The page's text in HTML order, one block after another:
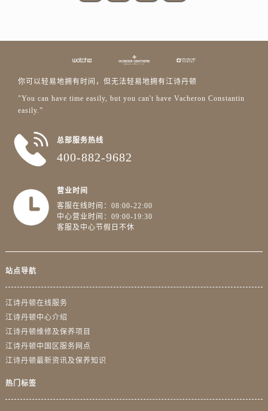
福建省漳州市龙文区步港路江诗丹顿售后服务中心（需提前预约）
江西省上饶市信州区滨江西路江诗丹顿售后服务中心（需提前预约）
你可以轻易地拥有时间，但无法轻易地拥有江诗丹顿
"You can have time easily, but you can't have Vacheron Constantin
easily.”
总部服务热线
400-882-9682
营业时间
客服在线时间：08:00-22:00
中心营业时间：09:00-19:30
客服及中心节假日不休
站点导航
江诗丹顿在线服务
江诗丹顿中心介绍
江诗丹顿维修及保养项目
江诗丹顿中国区服务网点
江诗丹顿最新资讯及保养知识
热门标签